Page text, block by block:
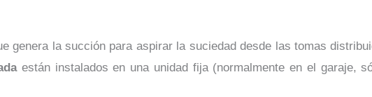
genera la succión para aspirar la suciedad desde las tomas
están instalados en una unidad fija (normalmente en el garaje,